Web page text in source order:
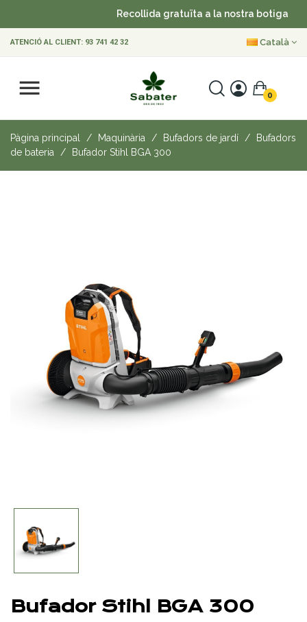
Recollida gratuïta a la nostra botiga
ATENCIÓ AL CLIENT: 93 741 42 32 Català
0
Pàgina principal Maquinària Bufadors de jardí
Bufadors
de bateria
Bufador Stihl BGA 300
Bufador Stihl BGA 300